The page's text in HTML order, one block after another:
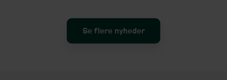
Se flere nyheder